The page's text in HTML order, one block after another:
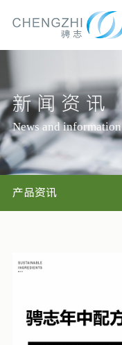
新闻资讯
News and information
产品资讯